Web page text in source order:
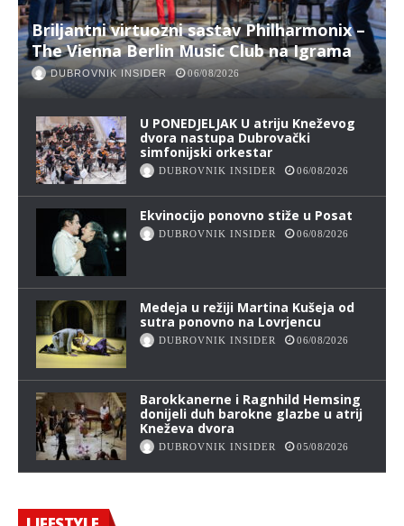
Briljantni virtuozni sastav Philharmonix –
The Vienna Berlin Music Club na Igrama
DUBROVNIK INSIDER 06/08/2026
U PONEDJELJAK U atriju Kneževog
dvora nastupa Dubrovački
simfonijski orkestar
DUBROVNIK INSIDER 06/08/2026
Ekvinocijo ponovno stiže u Posat
DUBROVNIK INSIDER 06/08/2026
Medeja u režiji Martina Kušeja od
sutra ponovno na Lovrjencu
DUBROVNIK INSIDER 06/08/2026
Barokkanerne i Ragnhild Hemsing
donijeli duh barokne glazbe u atrij
Kneževa dvora
DUBROVNIK INSIDER 05/08/2026